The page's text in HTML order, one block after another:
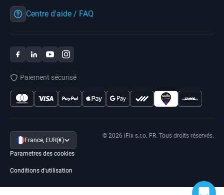
Centre d'aide / FAQ
Paiement sécurisé
France, EUR(€)
Parametres des cookies
Conditions d'utilisation
© 2026 iFix s.r.o. FR. Tous droits réservés.